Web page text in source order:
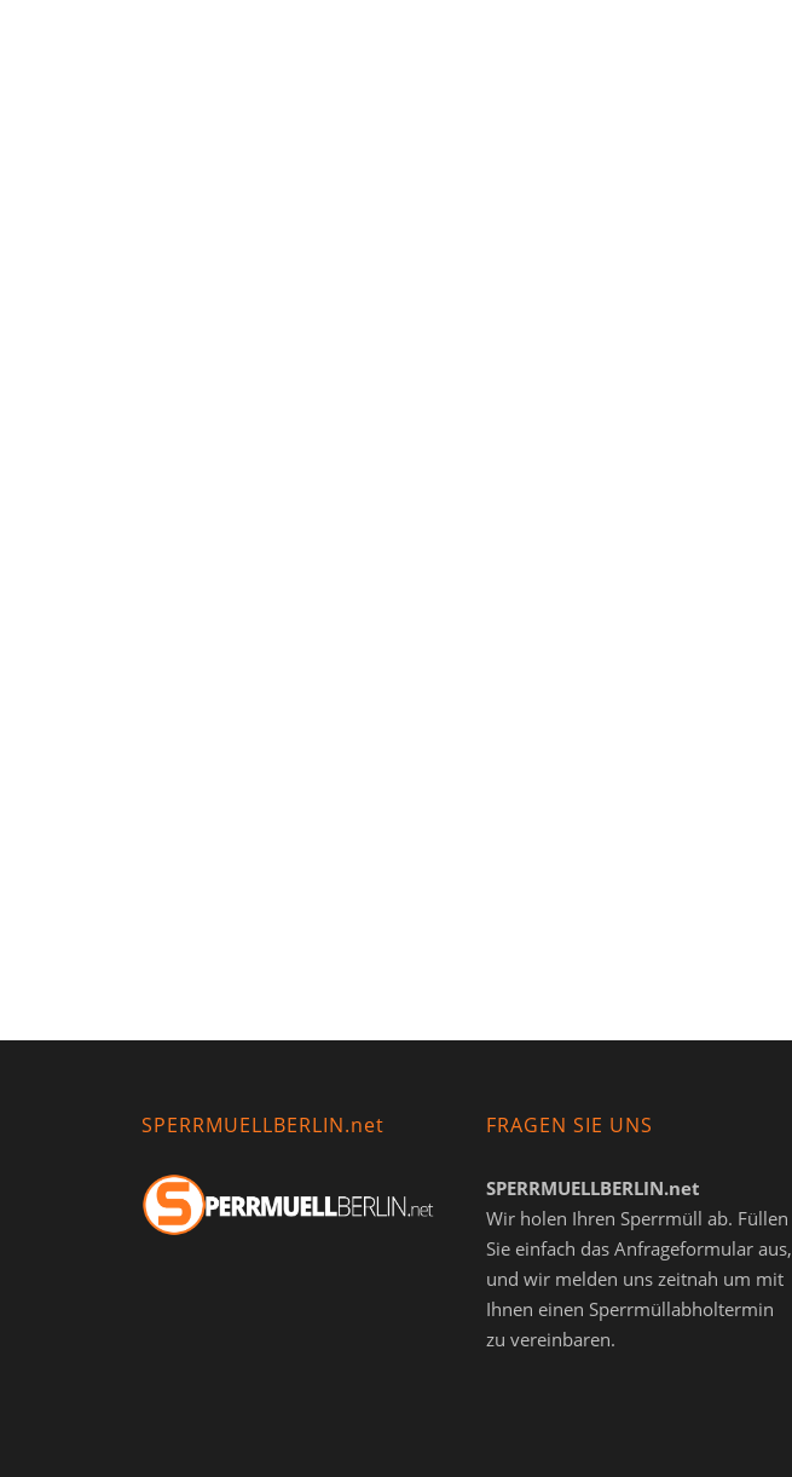
SPERRMUELLBERLIN.net FRAGEN SIE UNS
SPERRMUELLBERLIN.net
Wir holen Ihren Sperrmüll ab. Füllen
Sie einfach das Anfrageformular aus,
und wir melden uns zeitnah um mit
Ihnen einen Sperrmüllabholtermin
zu vereinbaren.